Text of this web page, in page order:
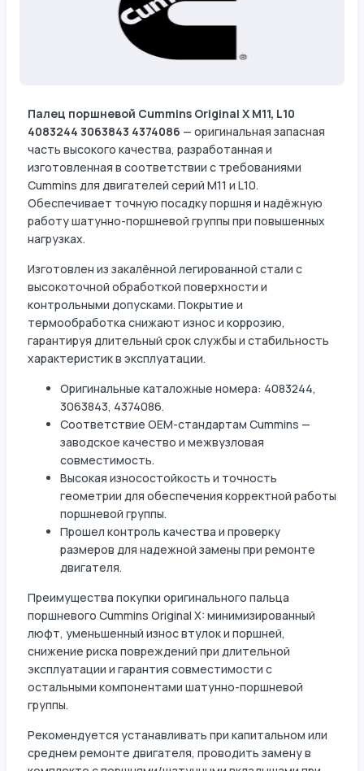
Палец поршневой Cummins Original X M11, L10
4083244 3063843 4374086 — оригинальная запасная
часть высокого качества, разработанная и
изготовленная в соответствии с требованиями
Cummins для двигателей серий M11 и L10.
Обеспечивает точную посадку поршня и надёжную
работу шатунно-поршневой группы при повышенных
нагрузках.
Изготовлен из закалённой легированной стали с
высокоточной обработкой поверхности и
контрольными допусками. Покрытие и
термообработка снижают износ и коррозию,
гарантируя длительный срок службы и стабильность
характеристик в эксплуатации.
Оригинальные каталожные номера: 4083244,
3063843, 4374086.
Соответствие OEM-стандартам Cummins —
заводское качество и межвузловая
совместимость.
Высокая износостойкость и точность
геометрии для обеспечения корректной работы
поршневой группы.
Прошел контроль качества и проверку
размеров для надежной замены при ремонте
двигателя.
Преимущества покупки оригинального пальца
поршневого Cummins Original X: минимизированный
люфт, уменьшенный износ втулок и поршней,
снижение риска повреждений при длительной
эксплуатации и гарантия совместимости с
остальными компонентами шатунно-поршневой
группы.
Рекомендуется устанавливать при капитальном или
среднем ремонте двигателя, проводить замену в